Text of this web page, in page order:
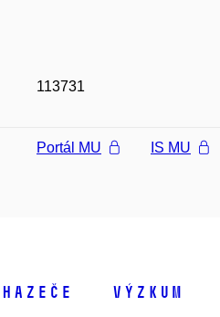
113731
Portál MU IS MU
Výzkum